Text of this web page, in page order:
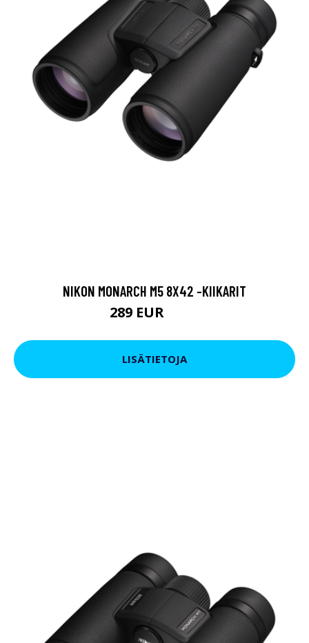
NIKON MONARCH M5 8X42 -KIIKARIT
289 EUR
LISÄTIETOJA